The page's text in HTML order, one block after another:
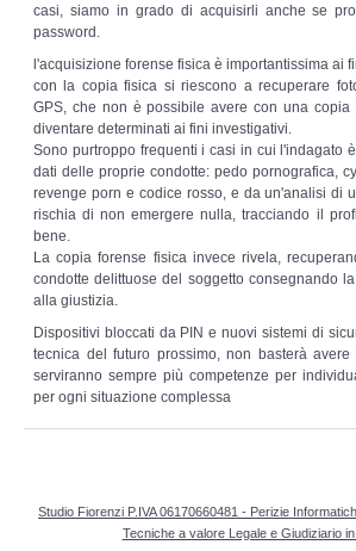
Data Breach
A & C
Privacy & GDPR
Resp. Amministrativa dlsg 231
Adempimenti Ecommerce
Tutela Copyright e Marchi
Auditing Aziendale
Programma Azienda Sicura
casi, siamo in grado di acquisirli anche se
password.
l'acquisizione forense fisica è importantissima ai
con la copia fisica si riescono a recuperare
GPS, che non è possibile avere con una
diventare determinati ai fini investigativi.
Sono purtroppo frequenti i casi in cui l'indagato
dati delle proprie condotte: pedo pornografica,
revenge porn e codice rosso, e da un'analisi di
rischia di non emergere nulla, tracciando il
bene.
La copia forense fisica invece rivela,
condotte delittuose del soggetto consegnando
alla giustizia.
Dispositivi bloccati da PIN e nuovi sistemi di
tecnica del futuro prossimo, non basterà
serviranno sempre più competenze per
per ogni situazione complessa
Studio Fiorenzi P.IVA 06170660481 - Perizie
Tecniche a valore Legale e Giudiziario